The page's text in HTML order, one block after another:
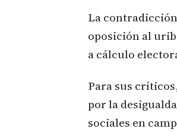
La
oposición al
a cálculo
Para sus
por la
sociales en